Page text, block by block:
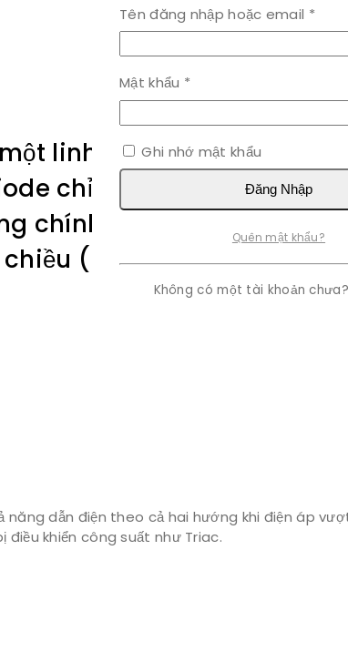
linh kiện điện tử bán
chỉnh lưu cầu, có cấu
chính của diode cầu là
(DC).
năng dẫn điện theo cả hai hướng khi điện áp
khiển công suất như Triac.
Tên đăng nhập hoặc email *Bắt
buộc
Mật khẩu *
buộc
Ghi nhớ mật khẩu
Đăng Nhập
Quên mật khẩu?
Không có một tài khoản